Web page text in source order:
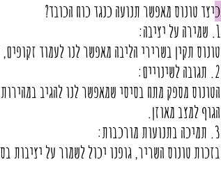
כיצד טונוס מאפשר תנועה כנגד כוח הכובד?
1. שמירה על יציבה:
טונוס תקין בשרירי הליבה מאפשר לנו לעמוד
2. תגובה לשינויים:
הטונוס מספק מתח בסיסי שמאפשר לנו להגיב
הגוף למצב מאוזן.
3. תמיכה בתנועות מורכבות:
בזכות טונוס השריר, גופנו יכול לשמור על יציבות